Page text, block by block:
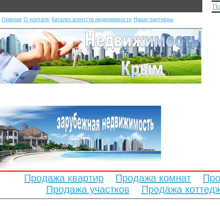
Главная О портале Каталог агентств недвижимости Наши партнёры
Продажа квартир Продажа комнат
Продажа участков
Продажа